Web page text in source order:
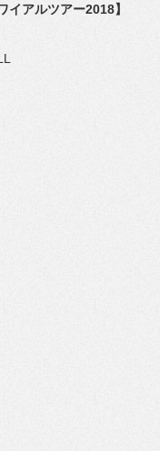
イアルツアー2018】